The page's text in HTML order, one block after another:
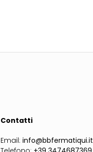
Contatti
Email: info@bbfermatiqui.it